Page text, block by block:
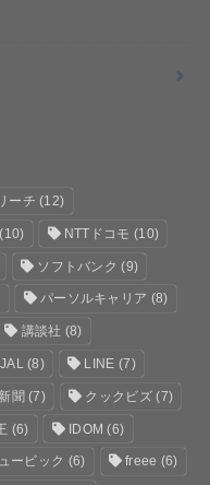
ーチ (12)
(10) NTTドコモ (10)
ソフトバンク (9)
パーソルキャリア (8)
講談社 (8)
JAL(8) LINE (7)
聞 (7) クックビズ(7)
(6) IDOM (6)
ービック (6) freee (6)